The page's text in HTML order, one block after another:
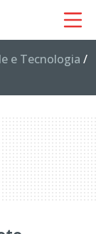
e Tecnologia /